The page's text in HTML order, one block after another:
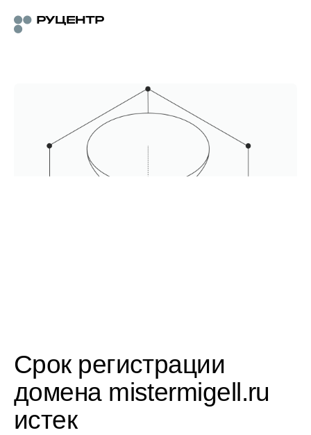
Срок регистрации
домена mistermigell.ru
истек